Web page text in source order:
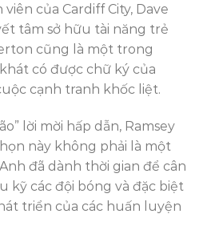
của Cardiff City, Dave
tâm sở hữu tài năng trẻ
cũng là một trong
có được chữ ký của
cạnh tranh khốc liệt.
lời mời hấp dẫn, Ramsey
này không phải là một
đã dành thời gian để cân
kỹ các đội bóng và đặc biệt
triển của các huấn luyện